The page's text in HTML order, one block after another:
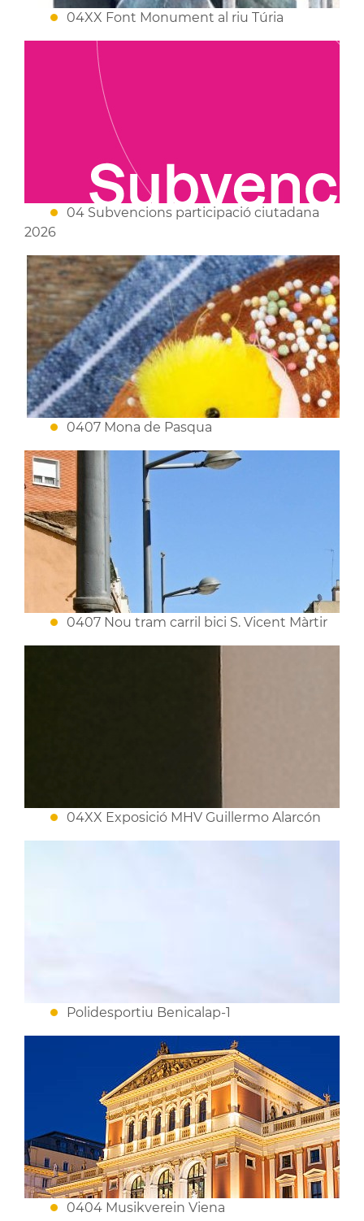
04XX Font Monument al riu Túria
04 Subvencions participació ciutadana
2026
0407 Mona de Pasqua
0407 Nou tram carril bici S. Vicent Màrtir
04XX Exposició MHV Guillermo Alarcón
Polidesportiu Benicalap-1
0404 Musikverein Viena